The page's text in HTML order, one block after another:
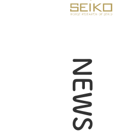
NEWS